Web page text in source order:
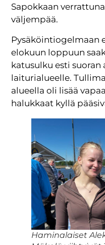
Sapokkaan
väljempää.
Pysäköintiogelmaan
elokuun loppuun
katusulku esti suoran
laiturialueelle.
alueella oli lisää
halukkaat kyllä
Haminalaiset